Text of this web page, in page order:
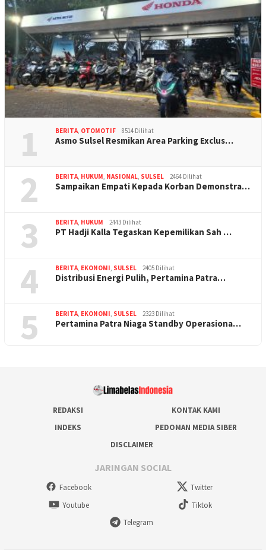
1 BERITA, OTOMOTIF 8514 Dilihat
Asmo Sulsel Resmikan Area Parking Exclus…
2 BERITA, HUKUM, NASIONAL, SULSEL 2464 Dilihat
Sampaikan Empati Kepada Korban Demonstra…
3 BERITA, HUKUM 2443 Dilihat
PT Hadji Kalla Tegaskan Kepemilikan Sah …
4 BERITA, EKONOMI, SULSEL 2405 Dilihat
Distribusi Energi Pulih, Pertamina Patra…
5 BERITA, EKONOMI, SULSEL 2323 Dilihat
Pertamina Patra Niaga Standby Operasiona…
REDAKSI
KONTAK KAMI
INDEKS
PEDOMAN MEDIA SIBER
DISCLAIMER
JARINGAN SOCIAL
Facebook
Twitter
Youtube
Tiktok
Telegram